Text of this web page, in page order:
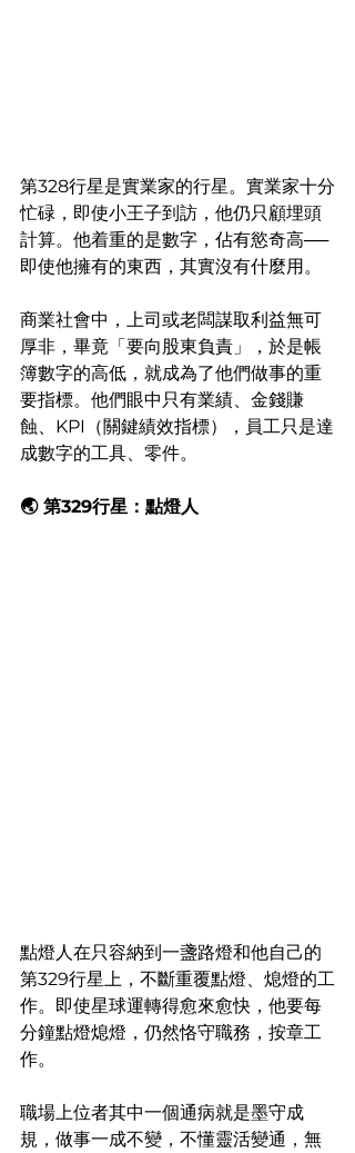
第328行星是實業家的行星。實業家十分
忙碌，即使小王子到訪，他仍只顧埋頭
計算。他着重的是數字，佔有慾奇高──
即使他擁有的東西，其實沒有什麼用。
商業社會中，上司或老闆謀取利益無可
厚非，畢竟「要向股東負責」，於是帳
簿數字的高低，就成為了他們做事的重
要指標。他們眼中只有業績、金錢賺
蝕、KPI（關鍵績效指標），員工只是達
成數字的工具、零件。
🌏 第329行星：點燈人
點燈人在只容納到一盞路燈和他自己的
第329行星上，不斷重覆點燈、熄燈的工
作。即使星球運轉得愈來愈快，他要每
分鐘點燈熄燈，仍然恪守職務，按章工
作。
職場上位者其中一個通病就是墨守成
規，做事一成不變，不懂靈活變通，無